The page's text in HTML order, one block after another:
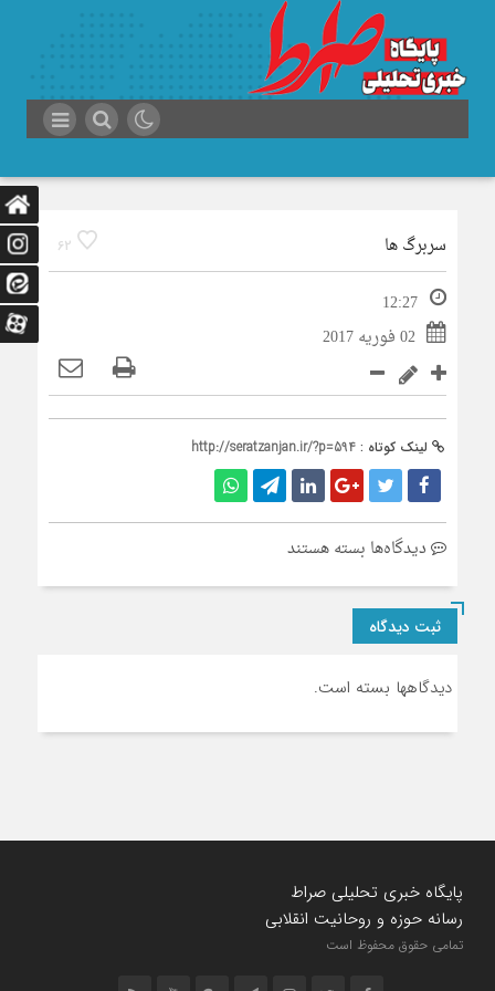
62
سربرگ ها
12:27
02 فوریه 2017
لینک کوتاه : http://seratzanjan.ir/?p=594
دیدگاه‌ها برای
ها
بسته هستند
ثبت دیدگاه
دیدگاهها بسته است.
پایگاه خبری تحلیلی صراط
رسانه حوزه و روحانیت انقلابی
تمامی حقوق محفوظ است